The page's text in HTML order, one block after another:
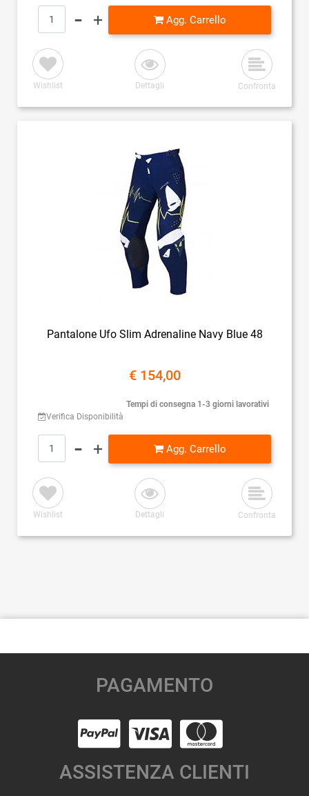
Quantità
Agg. Carrello
Wishlist Dettagli Confronta
Pantalone Ufo Slim Adrenaline Navy Blue 48
€ 154,00
Verifica Disponibilità
Tempi di consegna 1-3 giorni lavorativi
Quantità
Agg. Carrello
Wishlist Dettagli Confronta
PAGAMENTO
ASSISTENZA CLIENTI